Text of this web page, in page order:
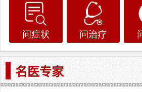
问症状 问治疗
名医专家